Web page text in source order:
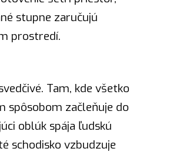
stupne zaručujú
prostredí.
Tam, kde všetko
spôsobom začleňuje do
oblúk spája ľudskú
schodisko vzbudzuje